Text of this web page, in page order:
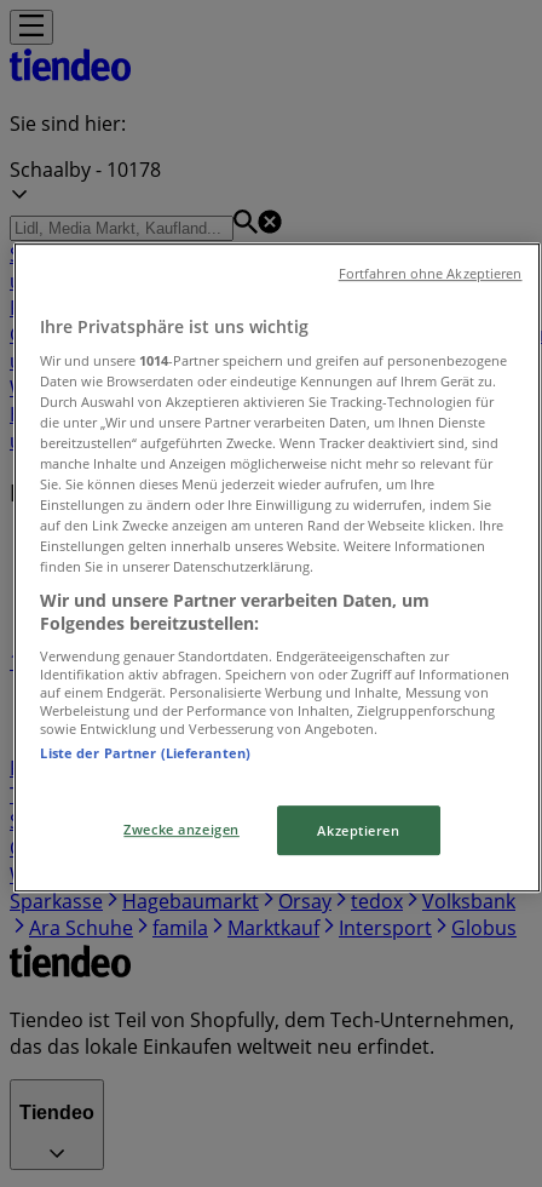
Sie sind hier:
Schaalby - 10178
SchnäppchenSupermärkteMöbelhäuserKleidung, Schuhe
und Accessoires
Drogerien und
Parfümerie
GartencenterBiomärkteDiscounter
und BabyAuto, Motorrad und
WerkstattKaufhäuserReisen und FreizeitOptiker und
HörzentrenRestaurantsBücher und SchreibwarenBanken
und Versicherungen
Filiale in der Nähe
Tiendeo in Schaalby»
Einzelhändlerindex in Schaalby
1 345
38
Kaufland
Lidl REWE Birkenstock
Penny
Norisbank Aldi Süd
Thule
Sparda Bank
Thomas Philipps Tamaris
OTTO
Gerry Weber Samsung
Witt
Weiden
Sparkasse
Hagebaumarkt Orsay tedox
Volksbank
Ara Schuhe
famila Marktkauf Intersport Globus
Tiendeo ist Teil von Shopfully, dem Tech-Unternehmen,
das das lokale Einkaufen weltweit neu erfindet.
Tiendeo
Ihre Privatsphäre ist uns wichtig
Wir und unsere 1014-Partner speichern und greifen auf personenbezogene
Daten wie Browserdaten oder eindeutige Kennungen auf Ihrem Gerät zu.
Durch Auswahl von Akzeptieren aktivieren Sie Tracking-Technologien für
die unter „Wir und unsere Partner verarbeiten Daten, um Ihnen Dienste
bereitzustellen“ aufgeführten Zwecke. Wenn Tracker deaktiviert sind, sind
manche Inhalte und Anzeigen möglicherweise nicht mehr so relevant für
Sie. Sie können dieses Menü jederzeit wieder aufrufen, um Ihre
Einstellungen zu ändern oder Ihre Einwilligung zu widerrufen, indem Sie
auf den Link Zwecke anzeigen am unteren Rand der Webseite klicken. Ihre
Einstellungen gelten innerhalb unseres Website. Weitere Informationen
finden Sie in unserer Datenschutzerklärung.
Wir und unsere Partner verarbeiten Daten, um
Folgendes bereitzustellen:
Verwendung genauer Standortdaten. Endgeräteeigenschaften zur
Identifikation aktiv abfragen. Speichern von oder Zugriff auf Informationen
auf einem Endgerät. Personalisierte Werbung und Inhalte, Messung von
Werbeleistung und der Performance von Inhalten, Zielgruppenforschung
sowie Entwicklung und Verbesserung von Angeboten.
Liste der Partner (Lieferanten)
Zwecke anzeigen Akzeptieren
Fortfahren ohne Akzeptieren